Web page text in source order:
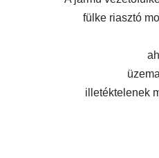
fülke riasztó
illetéktelenek